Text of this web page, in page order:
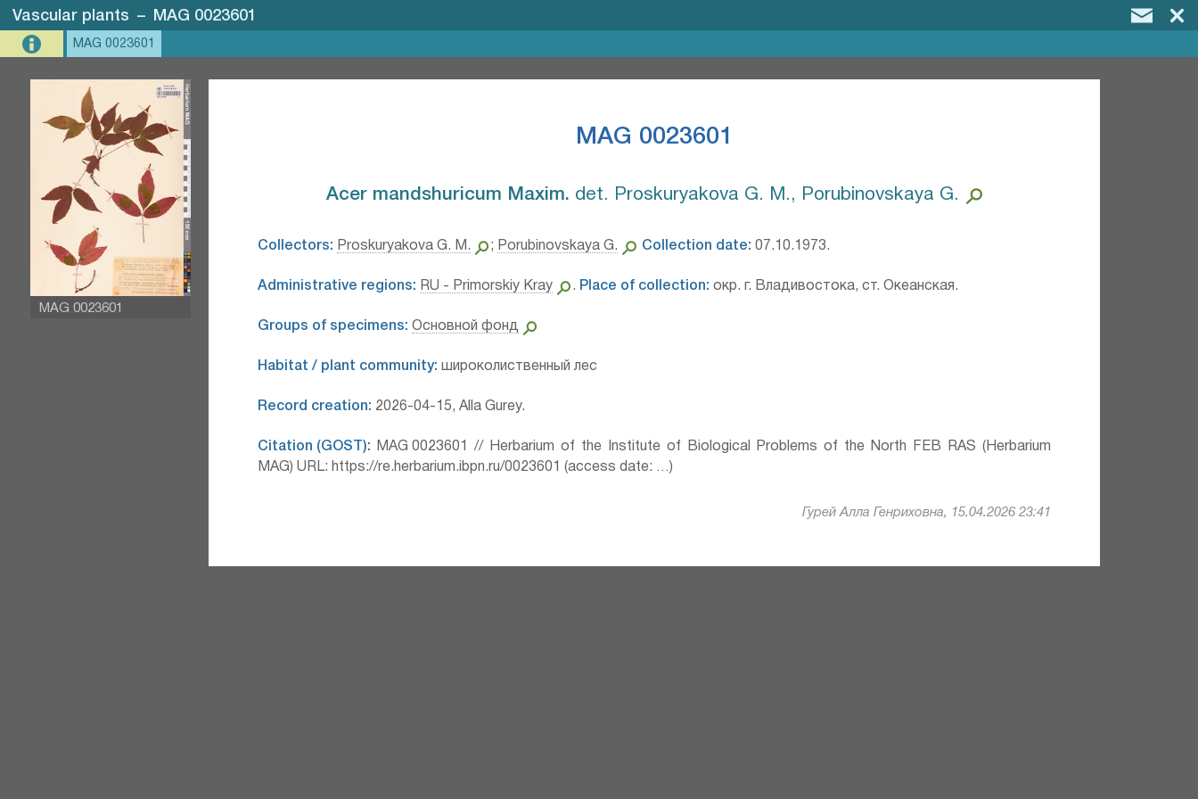
Vascular plants – MAG 0023601
MAG 0023601
MAG 0023601
MAG 0023601
Acer mandshuricum Maxim.⁣ det. Proskuryakova G. M., Porubinovskaya G.
Collectors: Proskuryakova G. M. ; Porubinovskaya G. Collection date: 07.10.1973.
Administrative regions: RU - Primorskiy Kray . Place of collection: окр. г. Владивостока, ст. Океанская.
Groups of specimens: Основной фонд
Habitat / plant community: широколиственный лес
Record creation: 2026-04-15, Alla Gurey.
Citation (GOST): MAG 0023601 // Herbarium of the Institute of Biological Problems of the North FEB RAS (Herbarium
MAG) URL: https://re.herbarium.ibpn.ru/0023601 (access date: …)
Гурей Алла Генриховна, 15.04.2026 23:41